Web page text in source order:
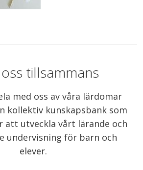
tillsammans
med oss av våra lärdomar
kollektiv kunskapsbank som
att utveckla vårt lärande och
undervisning för barn och
elever.